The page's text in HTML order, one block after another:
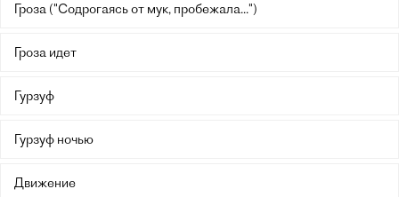
Гроза ("Содрогаясь от мук, пробежала...")
Гроза идет
Гурзуф
Гурзуф ночью
Движение